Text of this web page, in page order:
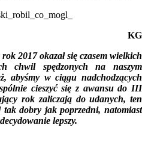
KG
2017 okazał się czasem wielkich
chwil spędzonych na naszym
abyśmy w ciągu nadchodzących
cieszyć się z awansu do III
rok zaliczają do udanych, ten
dobry jak poprzedni, natomiast
lepszy.